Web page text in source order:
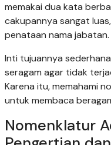
memakai dua kata
cakupannya sangat
penataan nama jabatan.
Inti tujuannya
seragam agar tidak
Karena itu, memahami
untuk membaca
Nomenklatur